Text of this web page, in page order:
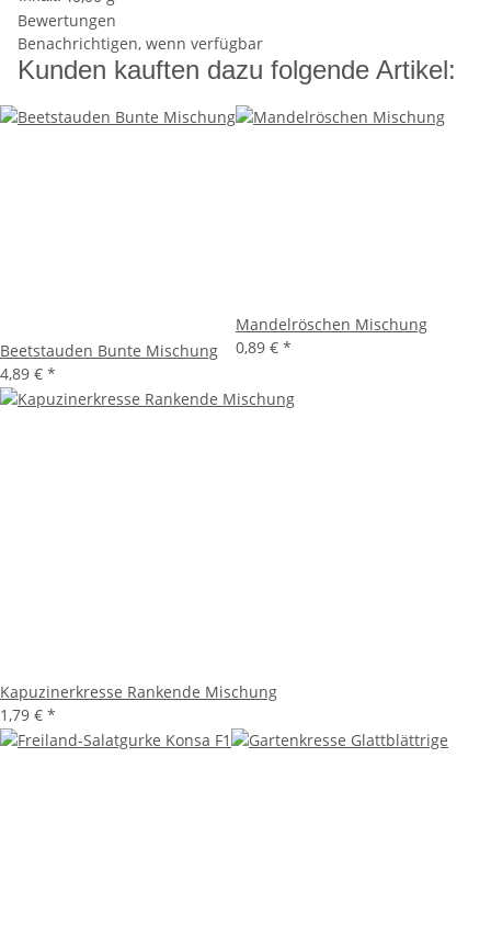
Bewertungen
Benachrichtigen, wenn verfügbar
Kunden kauften dazu folgende Artikel:
Beetstauden Bunte Mischung
4,89 € *
Mandelröschen Mischung
0,89 € *
Kapuzinerkresse Rankende Mischung
1,79 € *